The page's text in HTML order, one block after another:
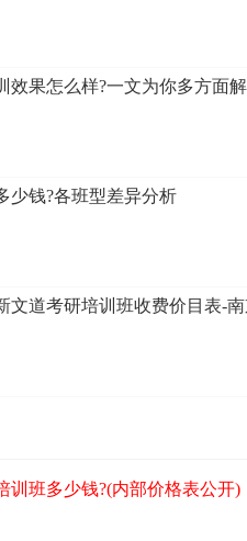
效果怎么样?一文为你多方面
少钱?各班型差异分析
文道考研培训班收费价目表-
训班多少钱?(内部价格表公开)